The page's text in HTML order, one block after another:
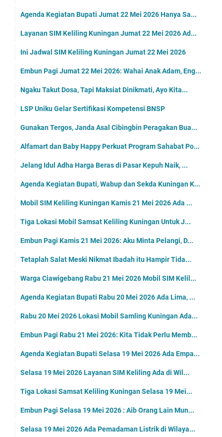
Agenda Kegiatan Bupati Jumat 22 Mei 2026 Hanya Sa...
Layanan SIM Keliling Kuningan Jumat 22 Mei 2026 Ad...
Ini Jadwal SIM Keliling Kuningan Jumat 22 Mei 2026
Embun Pagi Jumat 22 Mei 2026: Wahai Anak Adam, Eng...
Ngaku Takut Dosa, Tapi Maksiat Dinikmati, Ayo Kita...
LSP Uniku Gelar Sertifikasi Kompetensi BNSP
Gunakan Tergos, Janda Asal Cibingbin Peragakan Bua...
Alfamart dan Baby Happy Perkuat Program Sahabat Po...
Jelang Idul Adha Harga Beras di Pasar Kepuh Naik, ...
Agenda Kegiatan Bupati, Wabup dan Sekda Kuningan K...
Mobil SIM Keliling Kuningan Kamis 21 Mei 2026 Ada ...
Tiga Lokasi Mobil Samsat Keliling Kuningan Untuk J...
Embun Pagi Kamis 21 Mei 2026: Aku Minta Pelangi, D...
Tetaplah Salat Meski Nikmat Ibadah itu Hampir Tida...
Warga Ciawigebang Rabu 21 Mei 2026 Mobil SIM Kelil...
Agenda Kegiatan Bupati Rabu 20 Mei 2026 Ada Lima, ...
Rabu 20 Mei 2026 Lokasi Mobil Samling Kuningan Ada...
Embun Pagi Rabu 21 Mei 2026: Kita Tidak Perlu Memb...
Agenda Kegiatan Bupati Selasa 19 Mei 2026 Ada Empa...
Selasa 19 Mei 2026 Layanan SIM Keliling Ada di Wil...
Tiga Lokasi Samsat Keliling Kuningan Selasa 19 Mei...
Embun Pagi Selasa 19 Mei 2026 : Aib Orang Lain Mun...
Selasa 19 Mei 2026 Ada Pemadaman Listrik di Wilaya...